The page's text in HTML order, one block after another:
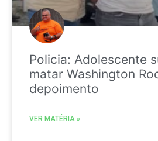
Policia: Adolescente
matar Washington
depoimento
VER MATÉRIA »